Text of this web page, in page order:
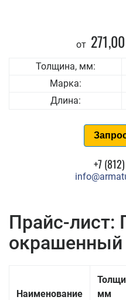
от
Толщина, мм:
Марка:
Длина:
+7
Прайс-лист:
окрашенный
Наименование
мм